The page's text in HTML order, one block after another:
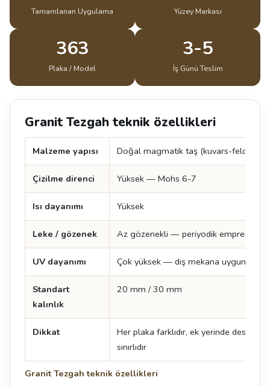
Tamamlanan Uygulama Yüzey Markası
363
Plaka / Model
3-5
İş Günü Teslim
Granit Tezgah teknik özellikleri
Granit Tezgah teknik özellikleri
Malzeme yapısı Doğal magmatik taş (kuvars-feldspat-
Çizilme direnci Yüksek — Mohs 6-7
Isı dayanımı Yüksek
Leke / gözenek Az gözenekli — periyodik emprenye
UV dayanımı Çok yüksek — dış mekana uygun
Standart
kalınlık
20 mm / 30 mm
Dikkat
Her plaka farklıdır, ek yerinde desen
sınırlıdır